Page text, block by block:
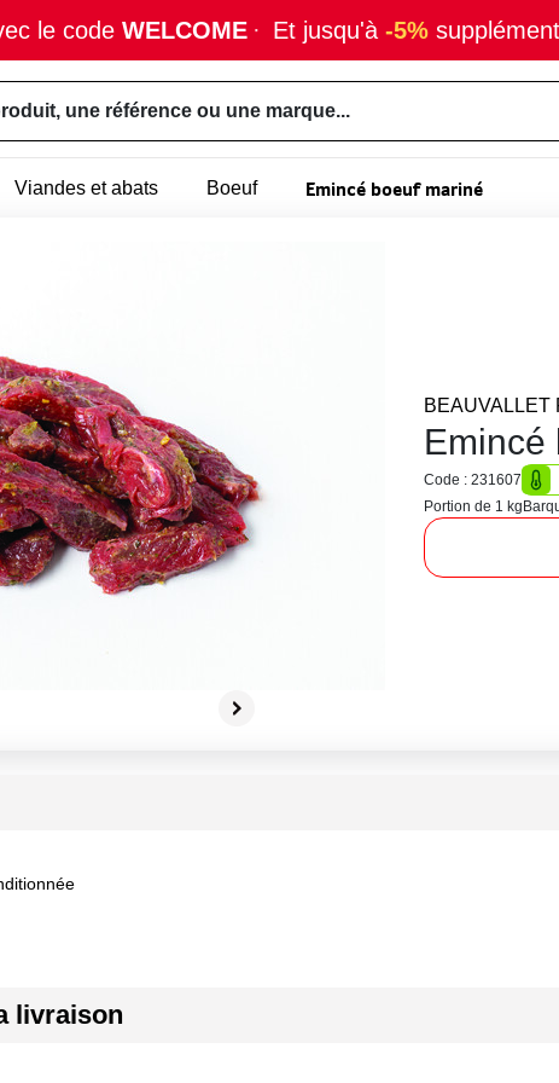
le code WELCOME · Et jusqu'à -5%
une référence ou une marque...
Viandes et abats Boeuf Emincé boeuf mariné
BEAUVALLET
Emincé
Code : 231607
Portion de 1 kg
livraison